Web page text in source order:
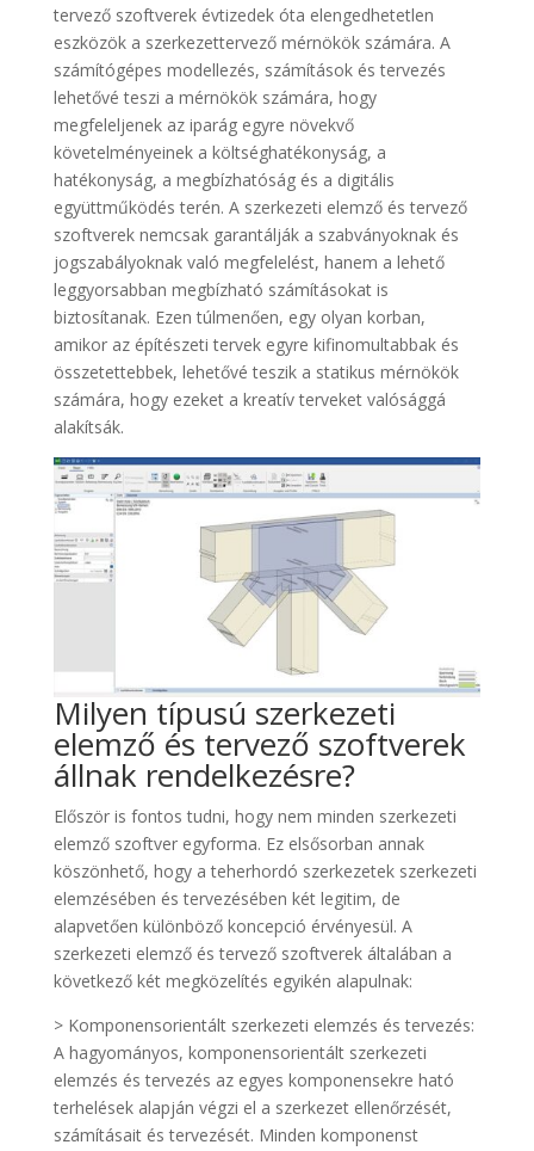
tervező szoftverek évtizedek óta elengedhetetlen
eszközök a szerkezettervező mérnökök számára. A
számítógépes modellezés, számítások és tervezés
lehetővé teszi a mérnökök számára, hogy
megfeleljenek az iparág egyre növekvő
követelményeinek a költséghatékonyság, a
hatékonyság, a megbízhatóság és a digitális
együttműködés terén. A szerkezeti elemző és tervező
szoftverek nemcsak garantálják a szabványoknak és
jogszabályoknak való megfelelést, hanem a lehető
leggyorsabban megbízható számításokat is
biztosítanak. Ezen túlmenően, egy olyan korban,
amikor az építészeti tervek egyre kifinomultabbak és
összetettebbek, lehetővé teszik a statikus mérnökök
számára, hogy ezeket a kreatív terveket valósággá
alakítsák.
Milyen típusú szerkezeti
elemző és tervező szoftverek
állnak rendelkezésre?
Először is fontos tudni, hogy nem minden szerkezeti
elemző szoftver egyforma. Ez elsősorban annak
köszönhető, hogy a teherhordó szerkezetek szerkezeti
elemzésében és tervezésében két legitim, de
alapvetően különböző koncepció érvényesül. A
szerkezeti elemző és tervező szoftverek általában a
következő két megközelítés egyikén alapulnak:
> Komponensorientált szerkezeti elemzés és tervezés:
A hagyományos, komponensorientált szerkezeti
elemzés és tervezés az egyes komponensekre ható
terhelések alapján végzi el a szerkezet ellenőrzését,
számításait és tervezését. Minden komponenst